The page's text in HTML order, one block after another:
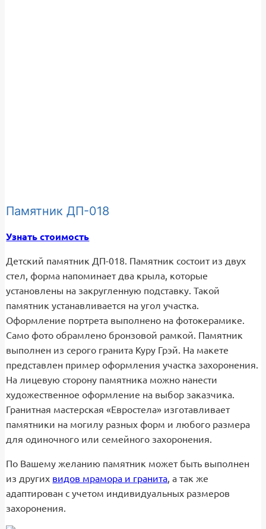
Памятник ДП-018
Узнать стоимость
Детский памятник ДП-018. Памятник состоит из двух
стел, форма напоминает два крыла, которые
установлены на закругленную подставку. Такой
памятник устанавливается на угол участка.
Оформление портрета выполнено на фотокерамике.
Само фото обрамлено бронзовой рамкой. Памятник
выполнен из серого гранита Куру Грэй. На макете
представлен пример оформления участка захоронения.
На лицевую сторону памятника можно нанести
художественное оформление на выбор заказчика.
Гранитная мастерская «Евростела» изготавливает
памятники на могилу разных форм и любого размера
для одиночного или семейного захоронения.
По Вашему желанию памятник может быть выполнен
из других видов мрамора и гранита, а так же
адаптирован с учетом индивидуальных размеров
захоронения.